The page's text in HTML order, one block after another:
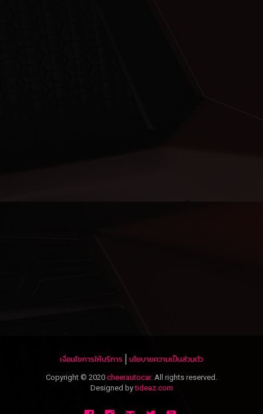
เงื่อนไขการให้บริการ นโยบายความเป็นส่วนตัว
Copyright © 2020 cheerautocar. All rights reserved.
Designed bytideaz.com